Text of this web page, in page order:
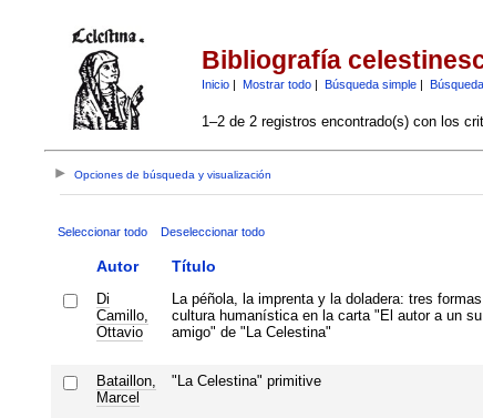
Bibliografía
Inicio| Mostrar todo| Búsqueda simple|
1–2 de 2 registros encontrado(s) con los
Opciones de búsqueda y visualización
Seleccionar todo Deseleccionar todo
Autor Título
Di
Camillo,
Ottavio
La péñola, la imprenta y la doladera: tres
cultura humanística en la carta "El autor a un su
amigo" de "La Celestina"
Bataillon,
Marcel
"La Celestina" primitive